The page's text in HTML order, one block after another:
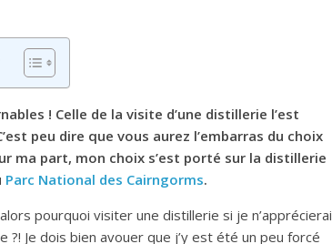
! Celle de la visite d’une distillerie l’est
peu dire que vous aurez l’embarras du choix
ma part, mon choix s’est porté sur la distillerie
Parc National des Cairngorms.
pourquoi visiter une distillerie si je n’apprécierai
Je dois bien avouer que j’y est été un peu forcé